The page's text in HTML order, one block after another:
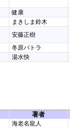
健康
まきしま鈴木
安藤正樹
冬原パトラ
湯水快
著者
海老名龍人